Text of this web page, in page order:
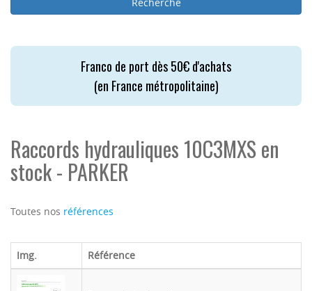
Franco de port dès 50€ d'achats
(en France métropolitaine)
Raccords hydrauliques 10C3MXS en
stock - PARKER
Toutes nos références
Img. Référence